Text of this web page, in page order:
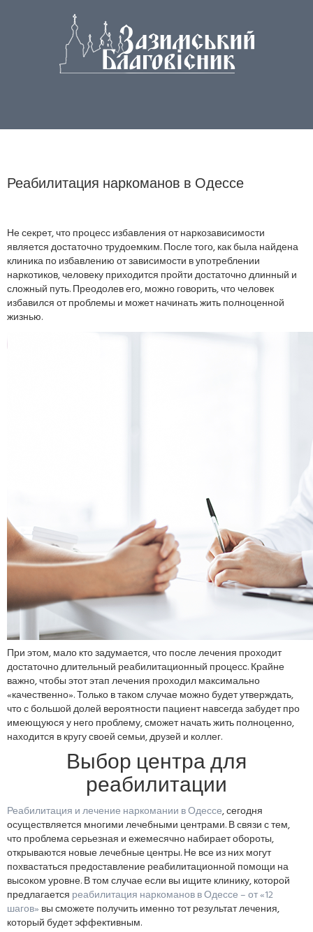
Реабилитация наркоманов в Одессе
Не секрет, что процесс избавления от наркозависимости
является достаточно трудоемким. После того, как была найдена
клиника по избавлению от зависимости в употреблении
наркотиков, человеку приходится пройти достаточно длинный и
сложный путь. Преодолев его, можно говорить, что человек
избавился от проблемы и может начинать жить полноценной
жизнью.
При этом, мало кто задумается, что после лечения проходит
достаточно длительный реабилитационный процесс. Крайне
важно, чтобы этот этап лечения проходил максимально
«качественно». Только в таком случае можно будет утверждать,
что с большой долей вероятности пациент навсегда забудет про
имеющуюся у него проблему, сможет начать жить полноценно,
находится в кругу своей семьи, друзей и коллег.
Выбор центра для
реабилитации
Реабилитация и лечение наркомании в Одессе, сегодня
осуществляется многими лечебными центрами. В связи с тем,
что проблема серьезная и ежемесячно набирает обороты,
открываются новые лечебные центры. Не все из них могут
похвастаться предоставление реабилитационной помощи на
высоком уровне. В том случае если вы ищите клинику, которой
предлагается реабилитация наркоманов в Одессе – от «12
шагов» вы сможете получить именно тот результат лечения,
который будет эффективным.